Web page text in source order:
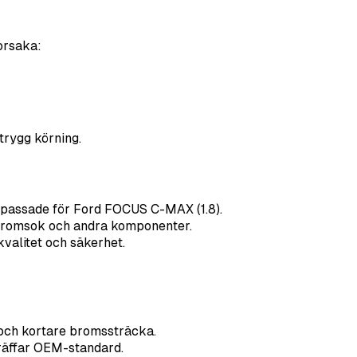
körning.
för Ford FOCUS C-MAX (1.8).
och andra komponenter.
och säkerhet.
kortare bromssträcka.
OEM-standard.